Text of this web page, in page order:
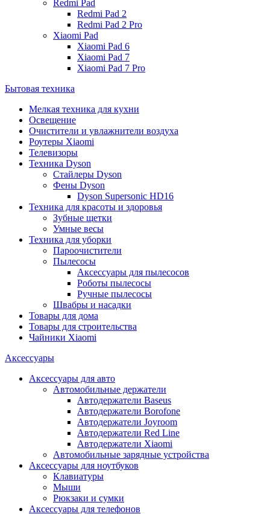
Redmi Pad
Redmi Pad 2
Redmi Pad 2 Pro
Xiaomi Pad
Xiaomi Pad 6
Xiaomi Pad 7
Xiaomi Pad 7 Pro
Бытовая техника
Мелкая техника для кухни
Освещение
Очистители и увлажнители воздуха
Роутеры Xiaomi
Телевизоры
Техника Dyson
Стайлеры Dyson
Фены Dyson
Dyson Supersonic HD16
Техника для красоты и здоровья
Зубные щетки
Умные весы
Техника для уборки
Пароочистители
Пылесосы
Аксессуары для пылесосов
Роботы пылесосы
Ручные пылесосы
Швабры и насадки
Товары для дома
Товары для строительства
Чайники Xiaomi
Аксессуары
Аксессуары для авто
Автомобильные держатели
Автодержатели Baseus
Автодержатели Borofone
Автодержатели Joyroom
Автодержатели Red Line
Автодержатели Xiaomi
Автомобильные зарядные устройства
Аксессуары для ноутбуков
Клавиатуры
Мыши
Рюкзаки и сумки
Аксессуары для телефонов